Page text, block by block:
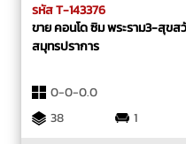
รหัส T-143376
ขาย คอนโด ซิม พระราม3-สุข
สมุทรปราการ
0-0-0.0
38
1